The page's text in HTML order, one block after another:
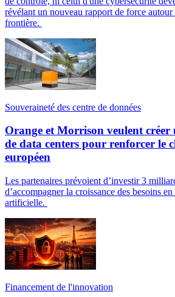
révélant un nouveau rapport de force autour
frontière.
Souveraineté des centre de données
Orange et Morrison veulent créer
de data centers pour renforcer le
européen
Les partenaires prévoient d’investir 3
d’accompagner la croissance des besoins
artificielle.
Financement de l'innovation